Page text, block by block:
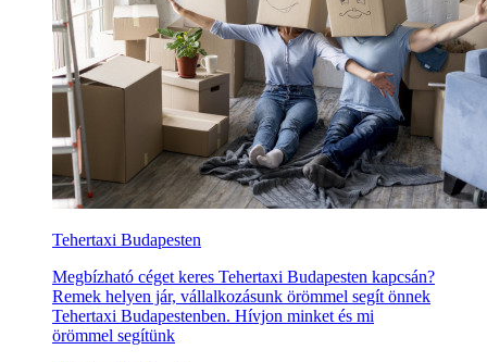
Tehertaxi Budapesten
Megbízható céget keres Tehertaxi Budapesten kapcsán?
Remek helyen jár, vállalkozásunk örömmel segít önnek
Tehertaxi Budapestenben. Hívjon minket és mi
örömmel segítünk